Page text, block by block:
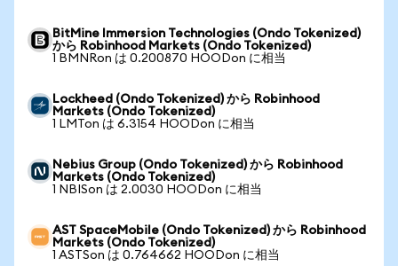
BitMine Immersion Technologies (Ondo Tokenized)
から Robinhood Markets (Ondo Tokenized)
1 BMNRon は 0.200870 HOODon に相当
Lockheed (Ondo Tokenized) から Robinhood
Markets (Ondo Tokenized)
1 LMTon は 6.3154 HOODon に相当
Nebius Group (Ondo Tokenized) から Robinhood
Markets (Ondo Tokenized)
1 NBISon は 2.0030 HOODon に相当
AST SpaceMobile (Ondo Tokenized) から Robinhood
Markets (Ondo Tokenized)
1 ASTSon は 0.764662 HOODon に相当